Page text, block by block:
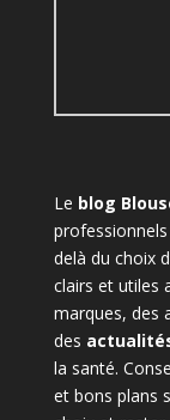
Le blog
delà du choix
clairs et utiles
marques, des
des
la santé.
et bons plans